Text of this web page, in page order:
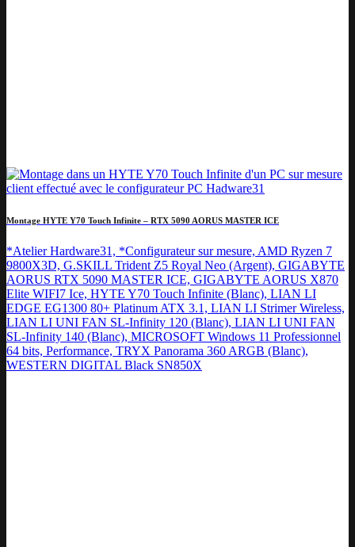
Montage HYTE Y70 Touch Infinite – RTX 5090 AORUS MASTER ICE
*Atelier Hardware31, *Configurateur sur mesure, AMD Ryzen 7
9800X3D, G.SKILL Trident Z5 Royal Neo (Argent), GIGABYTE
AORUS RTX 5090 MASTER ICE, GIGABYTE AORUS X870
Elite WIFI7 Ice, HYTE Y70 Touch Infinite (Blanc), LIAN LI
EDGE EG1300 80+ Platinum ATX 3.1, LIAN LI Strimer Wireless,
LIAN LI UNI FAN SL-Infinity 120 (Blanc), LIAN LI UNI FAN
SL-Infinity 140 (Blanc), MICROSOFT Windows 11 Professionnel
64 bits, Performance, TRYX Panorama 360 ARGB (Blanc),
WESTERN DIGITAL Black SN850X